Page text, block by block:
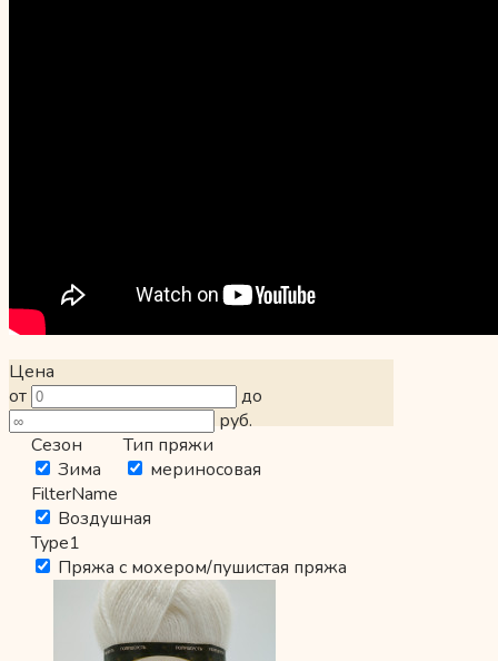
Цена
от
до
руб.
Сезон
Зима
Тип пряжи
мериносовая
FilterName
Воздушная
Type1
Пряжа с мохером/пушистая пряжа